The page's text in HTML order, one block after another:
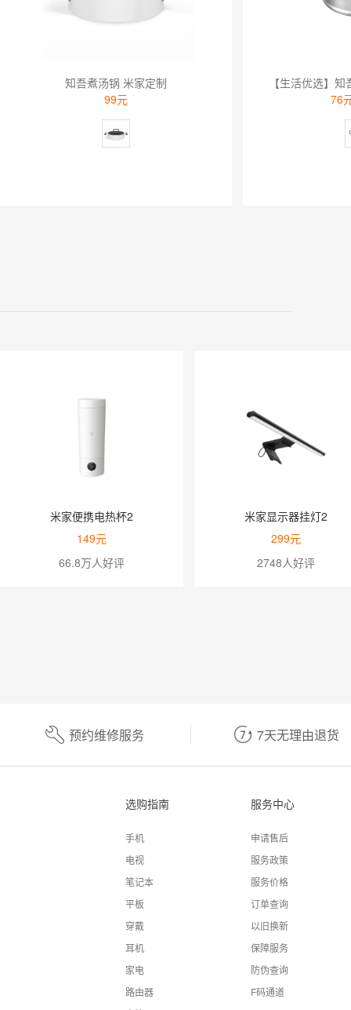
知吾煮汤锅 米家定制
99元
76
米家便携电热杯2
149元
66.8万人好评
米家显示器挂灯2
299元
2748人好评
预约维修服务 7天无理由退货
选购指南
手机
电视
笔记本
平板
穿戴
耳机
家电
路由器
服务中心
申请售后
服务政策
服务价格
订单查询
以旧换新
保障服务
防伪查询
F码通道